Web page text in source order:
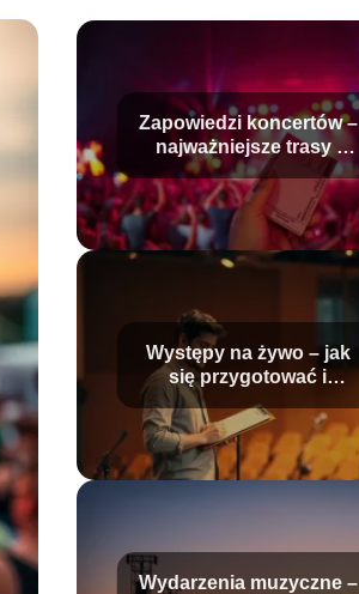
Zapowiedzi koncertów –
najważniejsze trasy i
wydarzenia
Występy na żywo – jak
się przygotować i
odnieść sukces?
Wydarzenia muzyczne –